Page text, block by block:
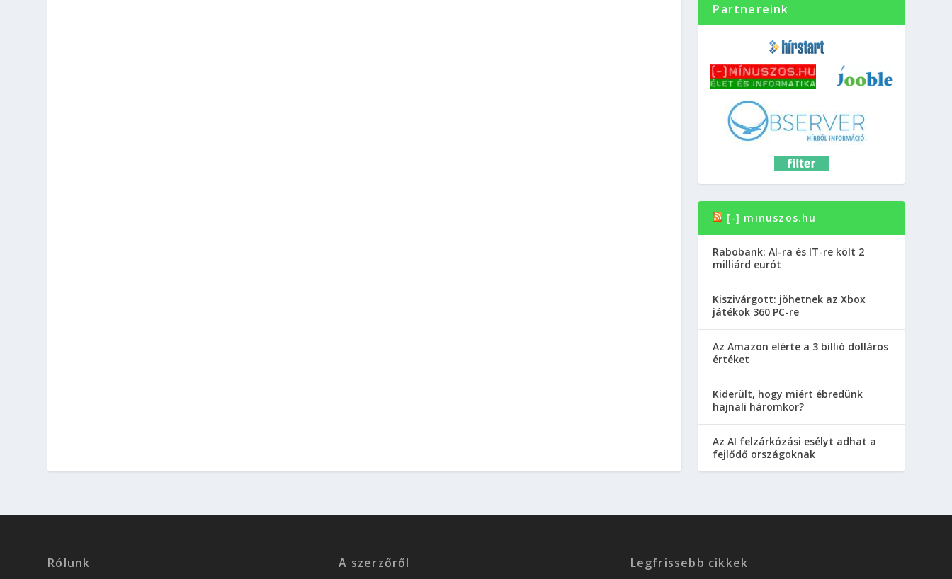
Partnereink
[-] minuszos.hu
Rabobank: AI-ra és IT-re költ 2
milliárd eurót
Kiszivárgott: jöhetnek az Xbox
játékok 360 PC-re
Az Amazon elérte a 3 billió dolláros
értéket
Kiderült, hogy miért ébredünk
hajnali háromkor?
Az AI felzárkózási esélyt adhat a
fejlődő országoknak
Rólunk A szerzőről Legfrissebb cikkek